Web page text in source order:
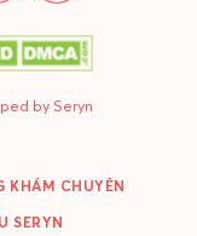
by Seryn
KHÁM CHUYÊN
SERYN